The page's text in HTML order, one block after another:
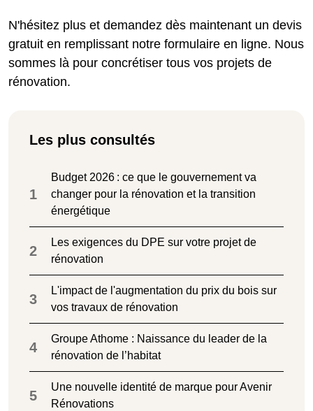
N'hésitez plus et demandez dès maintenant un devis
gratuit en remplissant notre formulaire en ligne. Nous
sommes là pour concrétiser tous vos projets de
rénovation.
Les plus consultés
1
Budget 2026 : ce que le gouvernement va
changer pour la rénovation et la transition
énergétique
2
Les exigences du DPE sur votre projet de
rénovation
3
L'impact de l'augmentation du prix du bois sur
vos travaux de rénovation
4
Groupe Athome : Naissance du leader de la
rénovation de l’habitat
5
Une nouvelle identité de marque pour Avenir
Rénovations